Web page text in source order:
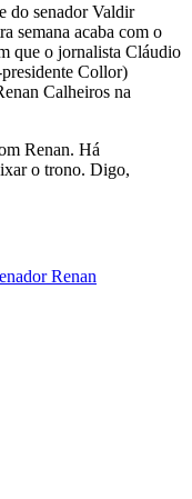
do senador Valdir
semana acaba com o
que o jornalista Cláudio
Collor)
Calheiros na
Renan. Há
o trono. Digo,
Renan